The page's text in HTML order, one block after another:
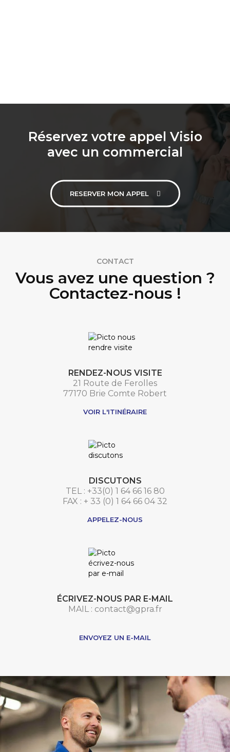
Réservez votre appel Visio
avec un commercial
RESERVER MON APPEL
CONTACT
Vous avez une question ?
Contactez-nous !
RENDEZ-NOUS VISITE
21 Route de Ferolles
77170 Brie Comte Robert
VOIR L'ITINÉRAIRE
DISCUTONS
TEL : +33(0) 1 64 66 16 80
FAX : + 33 (0) 1 64 66 04 32
APPELEZ-NOUS
ÉCRIVEZ-NOUS PAR E-MAIL
MAIL : contact@gpra.fr
ENVOYEZ UN E-MAIL